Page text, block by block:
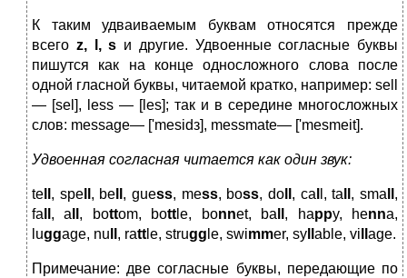
К таким удваиваемым буквам относятся прежде
всего z, ,s и другие. Удвоенные согласные буквы
пишутся как на конце од­носложного слова после
одной гласной буквы, читаемой крат­ко, например: sell
— [sel], less — [les]; так и в середине много­сложных
слов: message— ['mesidз], messmate— ['mesmeit].
Удвоенная согласная читается как один звук:
te , spell , be , guess, mess, boss, do , ca l, ta , sma ,
fa , a , bottom, bott le, bonnet, ba , happy, henna,
luggage, nu , ratt le, strugg le, swimmer, sy able, vi age.
Примечание: две согласные буквы, передающие по